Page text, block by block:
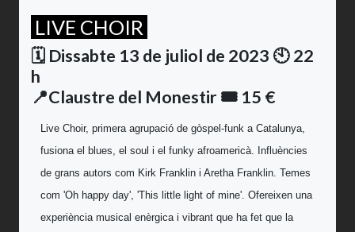
LIVE CHOIR
🗓️ Dissabte 13 de juliol de 2023 🕙 22
h
📍Claustre del Monestir 🎟️ 15 €
Live Choir, primera agrupació de gòspel-funk a Catalunya,
fusiona el blues, el soul i el funky afroamericà. Influències
de grans autors com Kirk Franklin i Aretha Franklin. Temes
com 'Oh happy day', 'This little light of mine'. Ofereixen una
experiència musical enèrgica i vibrant que ha fet que la